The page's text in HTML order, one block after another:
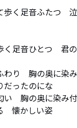
歩く足音ふたつ　
く足音ひとつ　君
り　胸の奥に染
だったのにな
い　胸の奥に染み
　懐かしい姿